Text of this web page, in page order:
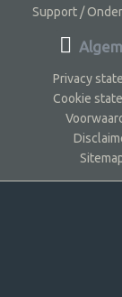
Support /
Privacy
Cookie